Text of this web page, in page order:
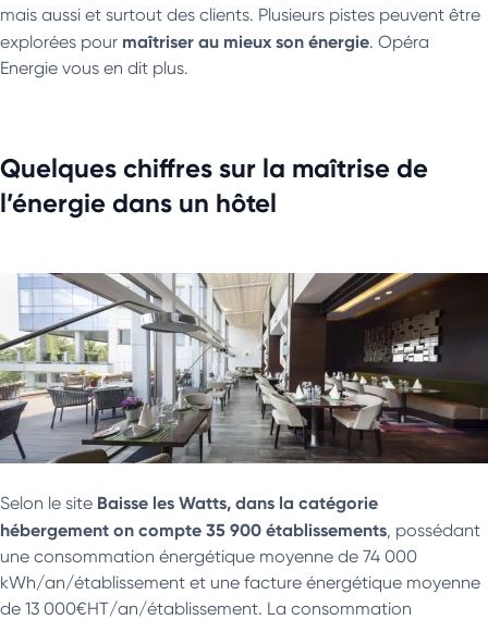
mais aussi et surtout des clients. Plusieurs pistes peuvent être
explorées pour maîtriser au mieux son énergie. Opéra
Energie vous en dit plus.
Quelques chiffres sur la maîtrise de
l’énergie dans un hôtel
Selon le site Baisse les Watts, dans la catégorie
hébergement on compte 35 900 établissements, possédant
une consommation énergétique moyenne de 74 000
kWh/an/établissement et une facture énergétique moyenne
de 13 000€HT/an/établissement. La consommation